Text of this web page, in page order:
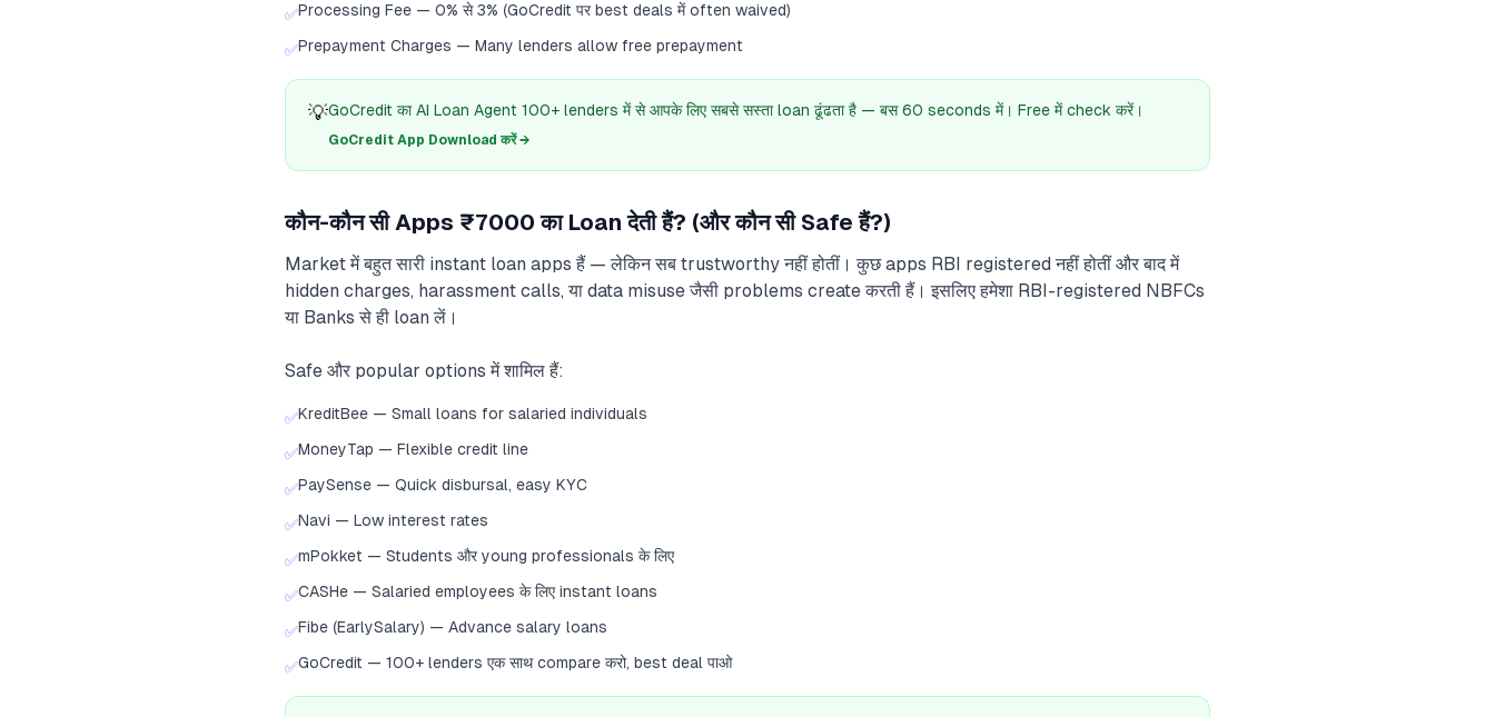
✅Processing Fee — 0% से 3% (GoCredit पर best deals में often waived)
✅Prepayment Charges — Many lenders allow free prepayment
💡GoCredit का AI Loan Agent 100+ lenders में से आपके लिए सबसे सस्ता loan ढूंढता है — बस 60 seconds में। Free में check करें।
GoCredit App Download करें →
कौन-कौन सी Apps ₹7000 का Loan देती हैं? (और कौन सी Safe हैं?)
Market में बहुत सारी instant loan apps हैं — लेकिन सब trustworthy नहीं होतीं। कुछ apps RBI registered नहीं होतीं और बाद में
hidden charges, harassment calls, या data misuse जैसी problems create करती हैं। इसलिए हमेशा RBI-registered NBFCs
या Banks से ही loan लें।
Safe और popular options में शामिल हैं:
✅KreditBee — Small loans for salaried individuals
✅MoneyTap — Flexible credit line
✅PaySense — Quick disbursal, easy KYC
✅Navi — Low interest rates
✅mPokket — Students और young professionals के लिए
✅CASHe — Salaried employees के लिए instant loans
✅Fibe (EarlySalary) — Advance salary loans
✅GoCredit — 100+ lenders एक साथ compare करो, best deal पाओ